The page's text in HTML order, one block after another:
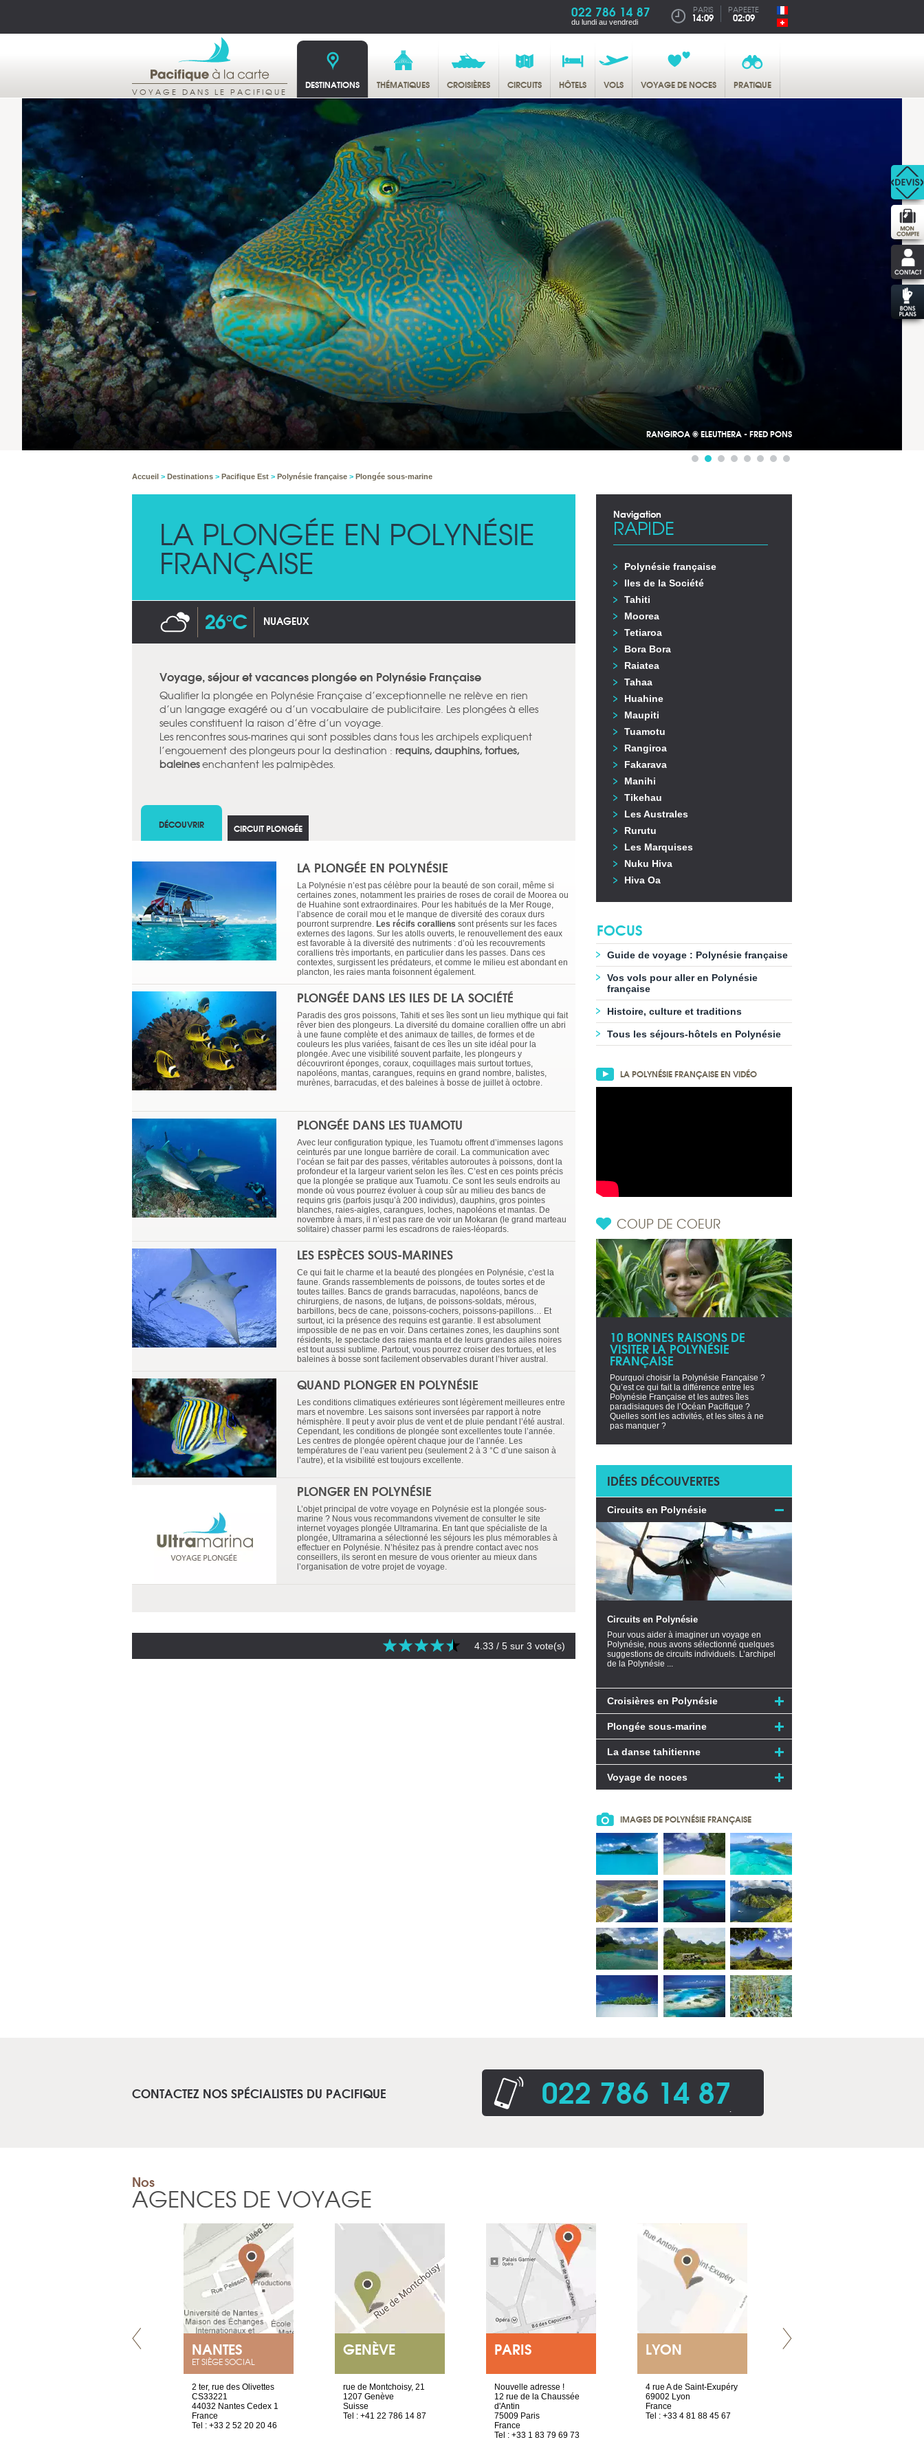
022 786 14 87
du lundi au vendredi
PARIS
14:09
PAPEETE
02:09
VOYAGE DANS LE PACIFIQUE
DESTINATIONS THÉMATIQUES CROISIÈRES CIRCUITS HÔTELS VOLS VOYAGE DE NOCES PRATIQUE
RANGIROA © ELEUTHERA - FRED PONS
Accueil > Destinations > Pacifique Est > Polynésie française > Plongée sous-marine
LA PLONGÉE EN POLYNÉSIE
FRANÇAISE
26°C NUAGEUX
Voyage, séjour et vacances plongée en Polynésie Française
Qualifier la plongée en Polynésie Française d’exceptionnelle ne relève en rien
d’un langage exagéré ou d’un vocabulaire de publicitaire. Les plongées à elles
seules constituent la raison d’être d’un voyage.
Les rencontres sous-marines qui sont possibles dans tous les archipels expliquent
l’engouement des plongeurs pour la destination : requins, dauphins, tortues,
baleinesenchantent les palmipèdes.
DÉCOUVRIR
LA PLONGÉE EN POLYNÉSIE
La Polynésie n’est pas célèbre pour la beauté de son corail, même si
certaines zones, notamment les prairies de roses de corail de Moorea ou
de Huahine sont extraordinaires. Pour les habitués de la Mer Rouge,
l’absence de corail mou et le manque de diversité des coraux durs
pourront surprendre. Les récifs coralliens sont présents sur les faces
externes des lagons. Sur les atolls ouverts, le renouvellement des eaux
est favorable à la diversité des nutriments : d’où les recouvrements
coralliens très importants, en particulier dans les passes. Dans ces
contextes, surgissent les prédateurs, et comme le milieu est abondant en
plancton, les raies manta foisonnent également.
PLONGÉE DANS LES ILES DE LA SOCIÉTÉ
Paradis des gros poissons, Tahiti et ses îles sont un lieu mythique qui fait
rêver bien des plongeurs. La diversité du domaine corallien offre un abri
à une faune complète et des animaux de tailles, de formes et de
couleurs les plus variées, faisant de ces îles un site idéal pour la
plongée. Avec une visibilité souvent parfaite, les plongeurs y
découvriront éponges, coraux, coquillages mais surtout tortues,
napoléons, mantas, carangues, requins en grand nombre, balistes,
murènes, barracudas, et des baleines à bosse de juillet à octobre.
PLONGÉE DANS LES TUAMOTU
Avec leur configuration typique, les Tuamotu offrent d’immenses lagons
ceinturés par une longue barrière de corail. La communication avec
l’océan se fait par des passes, véritables autoroutes à poissons, dont la
profondeur et la largeur varient selon les îles. C’est en ces points précis
que la plongée se pratique aux Tuamotu. Ce sont les seuls endroits au
monde où vous pourrez évoluer à coup sûr au milieu des bancs de
requins gris (parfois jusqu’à 200 individus), dauphins, gros pointes
blanches, raies-aigles, carangues, loches, napoléons et mantas. De
novembre à mars, il n’est pas rare de voir un Mokaran (le grand marteau
solitaire) chasser parmi les escadrons de raies-léopards.
LES ESPÈCES SOUS-MARINES
Ce qui fait le charme et la beauté des plongées en Polynésie, c’est la
faune. Grands rassemblements de poissons, de toutes sortes et de
toutes tailles. Bancs de grands barracudas, napoléons, bancs de
chirurgiens, de nasons, de lutjans, de poissons-soldats, mérous,
barbillons, becs de cane, poissons-cochers, poissons-papillons… Et
surtout, ici la présence des requins est garantie. Il est absolument
impossible de ne pas en voir. Dans certaines zones, les dauphins sont
résidents, le spectacle des raies manta et de leurs grandes ailes noires
est tout aussi sublime. Partout, vous pourrez croiser des tortues, et les
baleines à bosse sont facilement observables durant l’hiver austral.
QUAND PLONGER EN POLYNÉSIE
Les conditions climatiques extérieures sont légèrement meilleures entre
mars et novembre. Les saisons sont inversées par rapport à notre
hémisphère. Il peut y avoir plus de vent et de pluie pendant l’été austral.
Cependant, les conditions de plongée sont excellentes toute l’année.
Les centres de plongée opèrent chaque jour de l’année. Les
températures de l’eau varient peu (seulement 2 à 3 °C d’une saison à
l’autre), et la visibilité est toujours excellente.
PLONGER EN POLYNÉSIE
L’objet principal de votre voyage en Polynésie est la plongée sous-
marine ? Nous vous recommandons vivement de consulter le site
internet voyages plongée Ultramarina. En tant que spécialiste de la
plongée, Ultramarina a sélectionné les séjours les plus mémorables à
effectuer en Polynésie. N’hésitez pas à prendre contact avec nos
conseillers, ils seront en mesure de vous orienter au mieux dans
l’organisation de votre projet de voyage.
CIRCUIT PLONGÉE
4.33 / 5 sur 3 vote(s)
Navigation
RAPIDE
Polynésie française
Iles de la Société
Tahiti
Moorea
Tetiaroa
Bora Bora
Raiatea
Tahaa
Huahine
Maupiti
Tuamotu
Rangiroa
Fakarava
Manihi
Tikehau
Les Australes
Rurutu
Les Marquises
Nuku Hiva
Hiva Oa
FOCUS
Guide de voyage : Polynésie française
Vos vols pour aller en Polynésie
française
Histoire, culture et traditions
Tous les séjours-hôtels en Polynésie
LA POLYNÉSIE FRANÇAISE EN VIDÉO
COUP DE COEUR
10 BONNES RAISONS DE
VISITER LA POLYNÉSIE
FRANÇAISE
Pourquoi choisir la Polynésie Française ?
Qu’est ce qui fait la différence entre les
Polynésie Française et les autres îles
paradisiaques de l’Océan Pacifique ?
Quelles sont les activités, et les sites à ne
pas manquer ?
IDÉES DÉCOUVERTES
Circuits en Polynésie
Circuits en Polynésie
Pour vous aider à imaginer un voyage en
Polynésie, nous avons sélectionné quelques
suggestions de circuits individuels. L’archipel
de la Polynésie ...
Croisières en Polynésie
Plongée sous-marine
La danse tahitienne
Voyage de noces
IMAGES DE POLYNÉSIE FRANÇAISE
CONTACTEZ NOS SPÉCIALISTES DU PACIFIQUE 022 786 14 87.
Nos
AGENCES DE VOYAGE
NANTES
ET SIÈGE SOCIAL
2 ter, rue des Olivettes
CS33221
44032 Nantes Cedex 1
France
Tel : +33 2 52 20 20 46
GENÈVE
rue de Montchoisy, 21
1207 Genève
Suisse
Tel : +41 22 786 14 87
PARIS
Nouvelle adresse !
12 rue de la Chaussée
d'Antin
75009 Paris
France
Tel : +33 1 83 79 69 73
LYON
4 rue A de Saint-Exupéry
69002 Lyon
France
Tel : +33 4 81 88 45 67